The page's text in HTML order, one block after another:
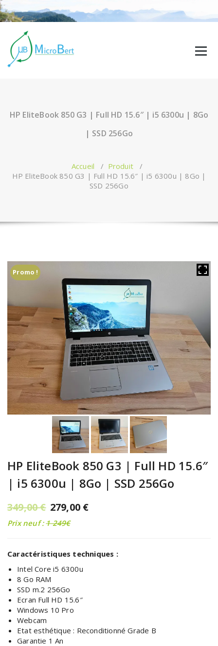
HP EliteBook 850 G3 | Full HD 15.6″ | i5 6300u | 8Go
| SSD 256Go
Accueil / Produit/
HP EliteBook 850 G3 | Full HD 15.6″ | i5 6300u | 8Go |
SSD 256Go
Promo !
HP EliteBook 850 G3 | Full HD 15.6″
| i5 6300u | 8Go | SSD 256Go
349,00€ 279,00 €
Prix neuf :1 249€
Caractéristiques techniques :
Intel Core i5 6300u
8 Go RAM
SSD m.2 256Go
Ecran Full HD 15.6″
Windows 10 Pro
Webcam
Etat esthétique : Reconditionné Grade B
Garantie 1 An